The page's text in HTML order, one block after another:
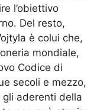
l’obiettivo
Del resto,
è colui che,
mondiale,
Codice di
secoli e mezzo,
aderenti della